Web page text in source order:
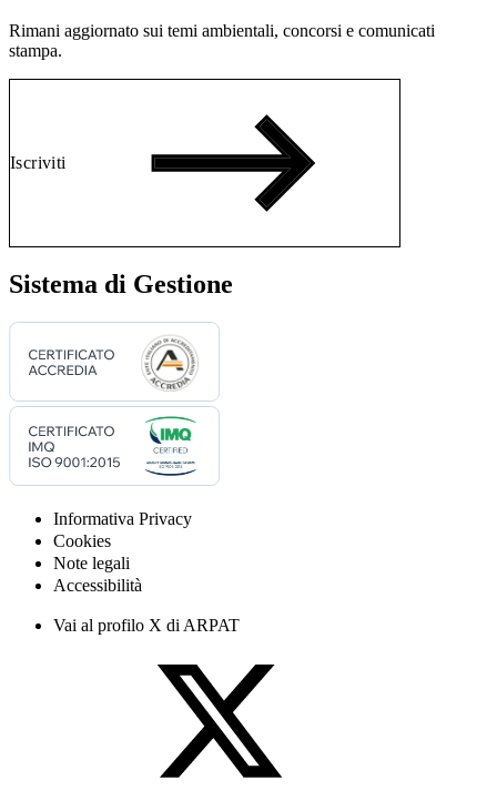
Rimani aggiornato sui temi ambientali, concorsi e comunicati
stampa.
Iscriviti
Sistema di Gestione
Informativa Privacy
Cookies
Note legali
Accessibilità
Vai al profilo X di ARPAT